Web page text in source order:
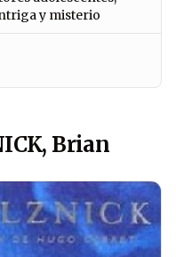
y misterio
Brian